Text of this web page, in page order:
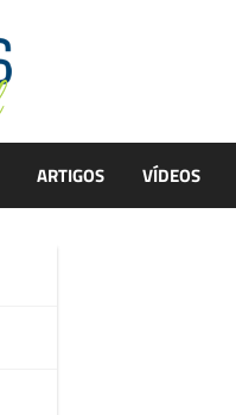
ARTIGOS VÍDEOS